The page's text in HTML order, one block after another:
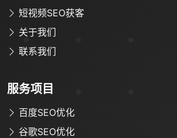
短视频SEO获客
关于我们
联系我们
服务项目
百度SEO优化
谷歌SEO优化
限时优惠咨询中
联系方式
手机号